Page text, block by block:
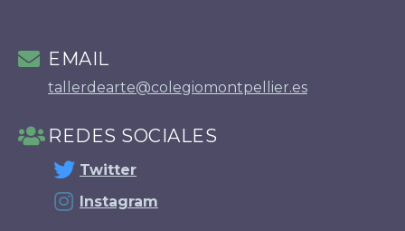
EMAIL
tallerdearte@colegiomontpellier.es
REDES SOCIALES
Twitter
Instagram